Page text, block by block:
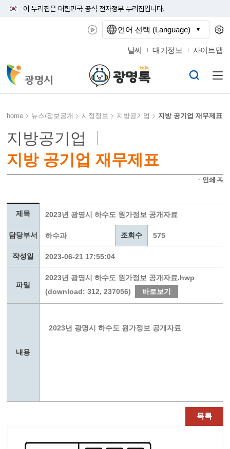
이 누리집은 대한민국 공식 전자정부 누리집입니다.
날씨 대기정보 사이트맵
home 뉴스/정보공개 시정정보 지방공기업 지방 공기업 재무제표
지방공기업
지방 공기업 재무제표
ㆍ인쇄
제목 2023년 광명시 하수도 원가정보 공개자료
담당부서 하수과 조회수 575
작성일 2023-06-21 17:55:04
파일
2023년 광명시 하수도 원가정보 공개자료.hwp
(download: 312, 237056)
바로보기
내용
2023년 광명시 하수도 원가정보 공개자료
목록
언어 선택 (Language)